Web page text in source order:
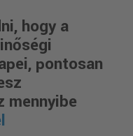
hogy a
pontosan
mennyibe